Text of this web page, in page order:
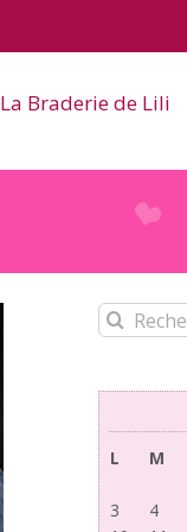
La Braderie de Lili
Rechercher:
L
M
3
4